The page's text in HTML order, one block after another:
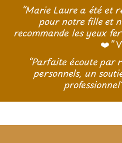
“Marie Laure a été et
pour notre fille et
recommande les yeux
❤️”
“Parfaite écoute par
personnels, un